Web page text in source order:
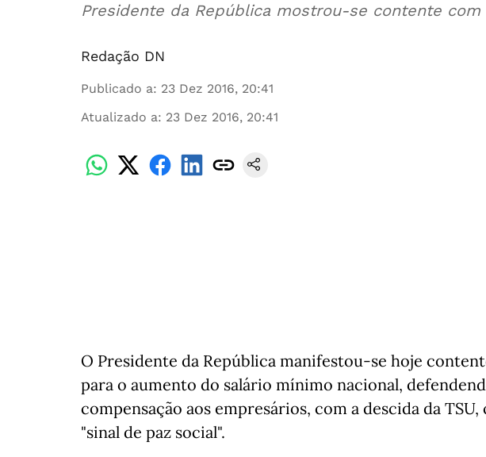
Presidente da República mostrou-se contente
Redação DN
Publicado a: 23 Dez 2016, 20:41
Atualizado a: 23 Dez 2016, 20:41
O Presidente da República manifestou-se hoje
para o aumento do salário mínimo nacional,
compensação aos empresários, com a descida da
"sinal de paz social".